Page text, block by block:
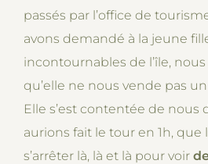
passés par l’office de
avons demandé à la jeune
incontournables de l’île,
qu’elle ne nous vende pas
Elle s’est contentée de nous
aurions fait le tour en 1h, que
s’arrêter là, là et là pour voir